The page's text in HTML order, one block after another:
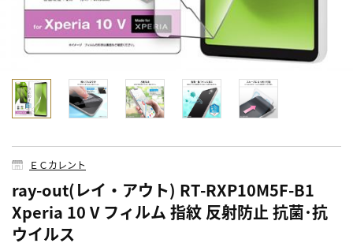
ＥＣカレント
ray-out(レイ・アウト) RT-RXP10M5F-B1
Xperia 10 V フィルム 指紋 反射防止 抗菌･抗
ウイルス